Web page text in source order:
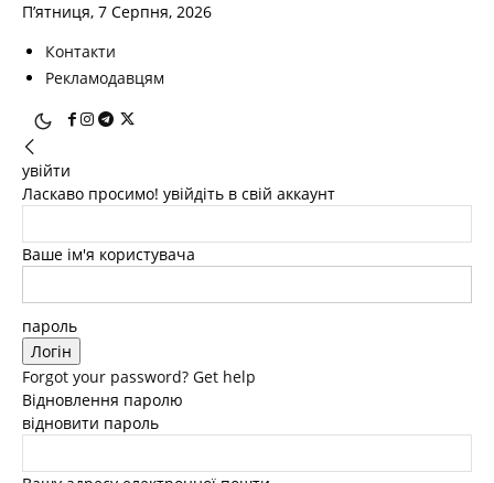
П’ятниця, 7 Серпня, 2026
Контакти
Рекламодавцям
увійти
Ласкаво просимо! увійдіть в свій аккаунт
Ваше ім'я користувача
пароль
Forgot your password? Get help
Відновлення паролю
відновити пароль